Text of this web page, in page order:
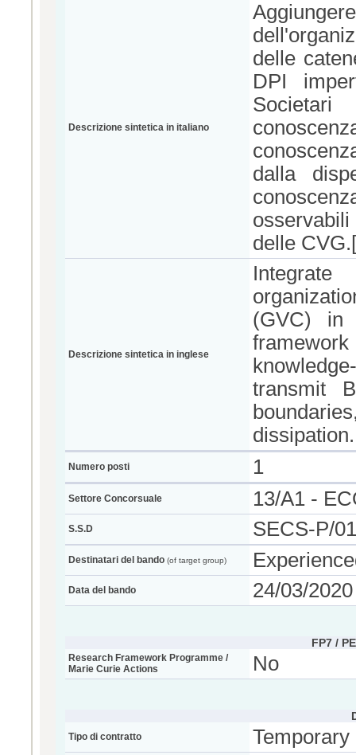
Descrizione sintetica in italiano
delle
DPI
dalla
delle
Descrizione sintetica in inglese
(GVC) in
transmit
Numero posti 1
Settore Concorsuale 13/A1 -
S.S.D SECS-P/
Destinatari del bando (of target group)
Data del bando 24/03/2020
FP7 /
Research Framework Programme /
Marie Curie Actions
No
Tipo di contratto Temporary